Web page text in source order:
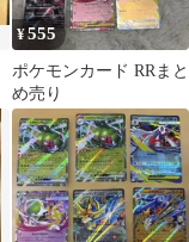
¥555
ポケモンカード RRまと
め売り